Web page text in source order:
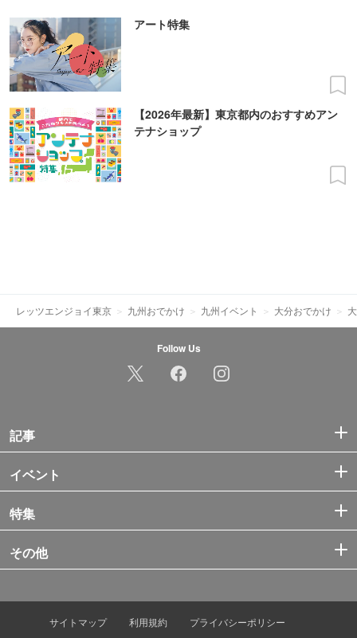
アート特集
【2026年最新】東京都内のおすすめアン
テナショップ
レッツエンジョイ東京 九州おでかけ 九州イベント 大分おでかけ
Follow Us
記事
イベント
特集
その他
サイトマップ 利用規約 プライバシーポリシー